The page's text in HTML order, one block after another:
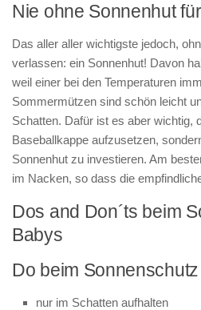
Nie ohne Sonnenhut
Das aller aller wichtigste jedoch,
verlassen: ein Sonnenhut! Davon
weil einer bei den Temperaturen
Sommermützen sind schön leicht
Schatten. Dafür ist es aber wichtig,
Baseballkappe aufzusetzen,
Sonnenhut zu investieren. Am
im Nacken, so dass die
Dos and Don´ts beim
Babys
Do beim
nur im Schatten aufhalten